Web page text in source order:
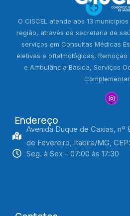
O CISCEL atende aos 13
região, através da secretaria de
serviços em Consultas Médicas
eletivas e oftalmológicas, Remoção
e Ambulância Básica, Serviços
Endereço
Avenida Duque de Caxias, nº
de Fevereiro, Itabira/MG,
Seg. à Sex - 07:00 às 17:30